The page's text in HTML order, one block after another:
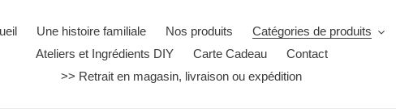
Une histoire familiale Nos produits
Catégories de produits
Ateliers et Ingrédients DIY
Carte Cadeau
Contact
>> Retrait en magasin, livraison ou expédition